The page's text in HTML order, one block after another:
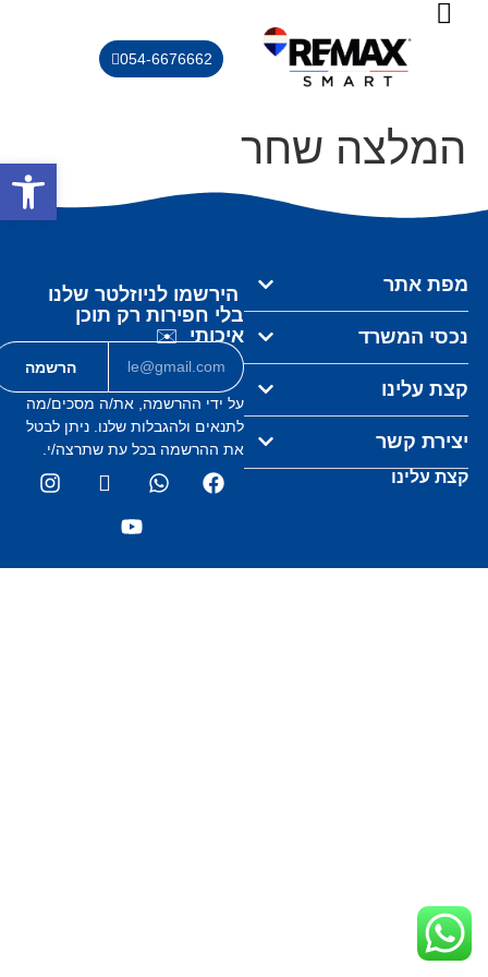
פתח
054-6676662
המלצה שחר
מפת אתר
נכסי המשרד
קצת עלינו
יצירת קשר
קצת עלינו
הירשמו לניוזלטר שלנו
בלי חפירות רק תוכן
איכותי
✉️
הרשמה
על ידי ההרשמה, את/ה מסכים/מה
לתנאים ולהגבלות שלנו. ניתן לבטל
את ההרשמה בכל עת שתרצה/י.